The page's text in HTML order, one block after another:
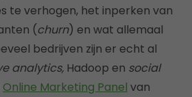
te verhogen, het inperken van
(churn) en wat allemaal
bedrijven zijn er echt al
analytics, Hadoop en social
Online Marketing Panel van